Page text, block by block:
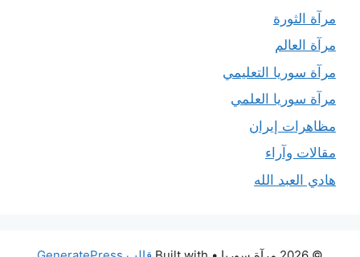
مرآة الثورة
مرآة العالم
مرآة سوريا التعليمي
مرآة سوريا العلمي
مظاهرات إيران
مقالات وآراء
هادي العبد الله